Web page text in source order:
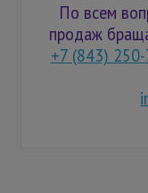
По всем
продаж
+7 (843)